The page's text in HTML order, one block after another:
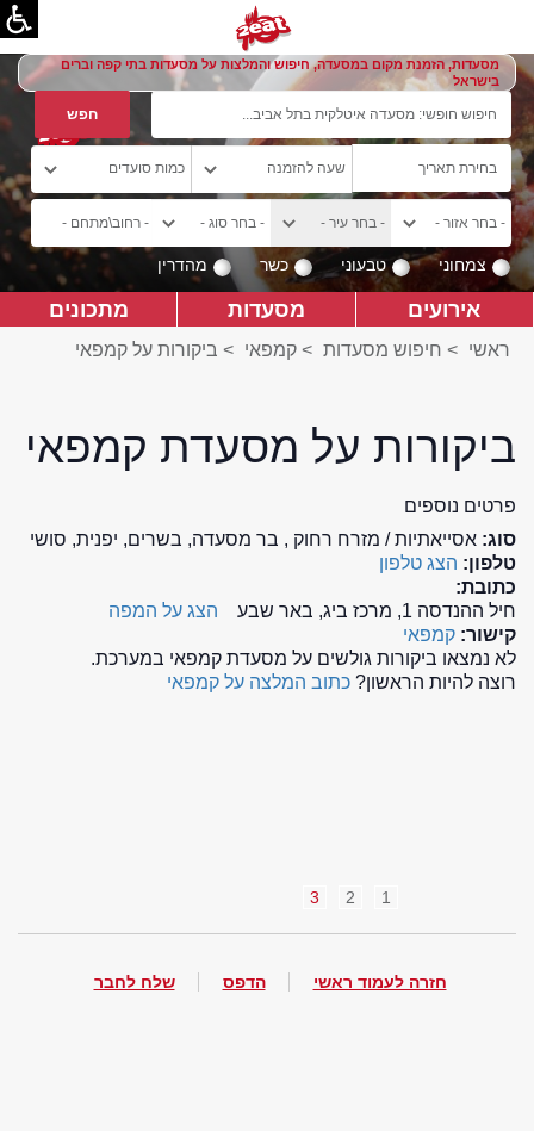
מסעדות, הזמנת מקום במסעדה, חיפוש והמלצות על מסעדות בתי קפה וברים
בישראל
צמחוני טבעוני כשר מהדרין
אירועים מסעדות מתכונים
ראשי > חיפוש מסעדות > קמפאי > ביקורות על קמפאי
ביקורות על מסעדת קמפאי
פרטים נוספים
סוג: אסייאתיות / מזרח רחוק , בר מסעדה, בשרים, יפנית, סושי
טלפון: הצג טלפון
כתובת:
חיל ההנדסה 1, מרכז ביג, באר שבע
הצג על המפה
קישור: קמפאי
לא נמצאו ביקורות גולשים על מסעדת קמפאי במערכת.
רוצה להיות הראשון? כתוב המלצה על קמפאי
1
2
3
חזרה לעמוד ראשי הדפס שלח לחבר